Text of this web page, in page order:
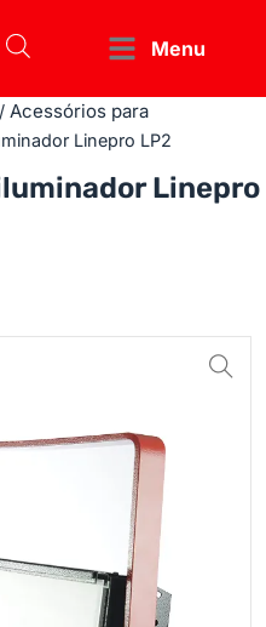
Menu
/ Acessórios para
Linepro LP2
Linepro